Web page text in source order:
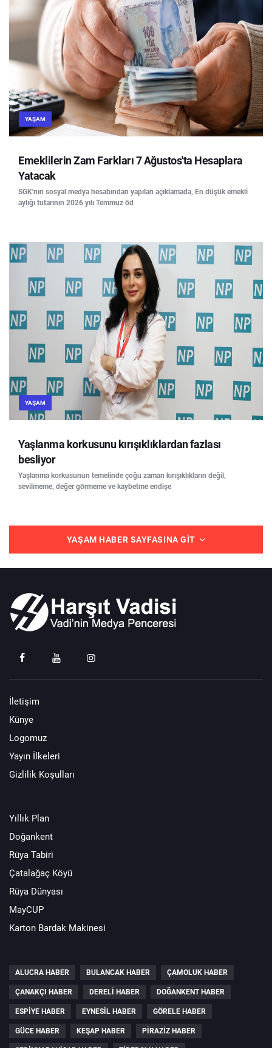
YAŞAM
Emeklilerin Zam Farkları 7 Ağustos'ta Hesaplara
Yatacak
SGK'nın sosyal medya hesabından yapılan açıklamada, En düşük emekli
aylığı tutarının 2026 yılı Temmuz öd
YAŞAM
Yaşlanma korkusunu kırışıklıklardan fazlası
besliyor
Yaşlanma korkusunun temelinde çoğu zaman kırışıklıkların değil,
sevilmeme, değer görmeme ve kaybetme endişe
YAŞAM HABER SAYFASINA GIT
İletişim
Künye
Logomuz
Yayın İlkeleri
Gizlilik Koşulları
Yıllık Plan
Doğankent
Rüya Tabiri
Çatalağaç Köyü
Rüya Dünyası
MayCUP
Karton Bardak Makinesi
ALUCRA HABER BULANCAK HABER ÇAMOLUK HABER
ÇANAKÇI HABER DERELI HABER DOĞANKENT HABER
ESPIYE HABER EYNESIL HABER GÖRELE HABER
GÜCE HABER KEŞAP HABER PIRAZIZ HABER